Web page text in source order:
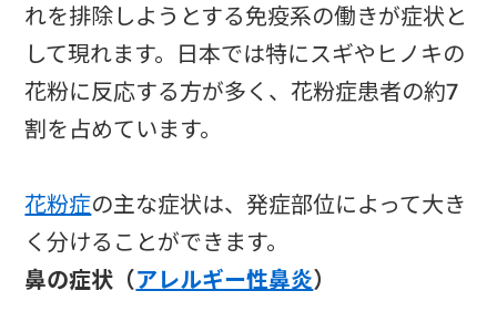
れを排除しようとする免疫系の働きが症状と
して現れます。日本では特にスギやヒノキの
花粉に反応する方が多く、花粉症患者の約7
割を占めています。
花粉症の主な症状は、発症部位によって大き
く分けることができます。
鼻の症状（アレルギー性鼻炎）